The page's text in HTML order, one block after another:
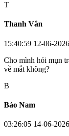
T
Thanh Vân
15:40:59 12-06-2026
Cho mình hỏi mụn
về mắt không?
B
Bảo Nam
03:26:05 14-06-2026